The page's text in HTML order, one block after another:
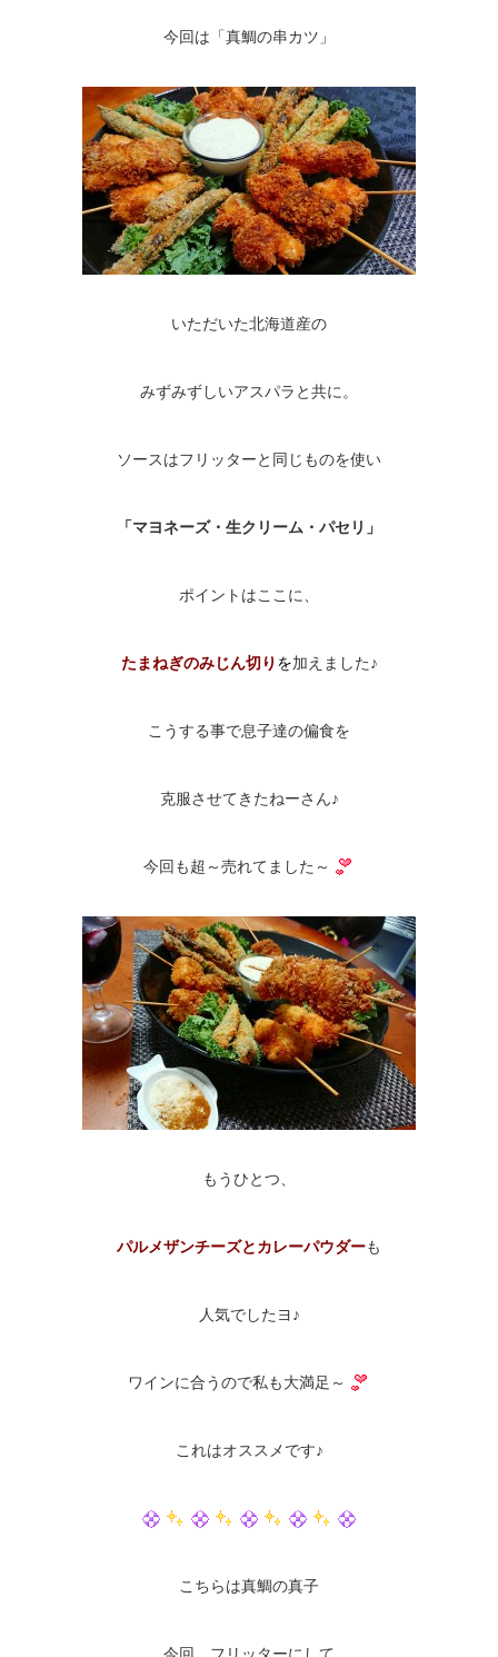
今回は「真鯛の串カツ」
いただいた北海道産の
みずみずしいアスパラと共に。
ソースはフリッターと同じものを使い
「マヨネーズ・生クリーム・パセリ」
ポイントはここに、
たまねぎのみじん切り を加えました♪
こうする事で息子達の偏食を
克服させてきたねーさん♪
今回も超～売れてました～
もうひとつ、
パルメザンチーズとカレーパウダーも
人気でしたヨ♪
ワインに合うので私も大満足～
これはオススメです♪
こちらは真鯛の真子